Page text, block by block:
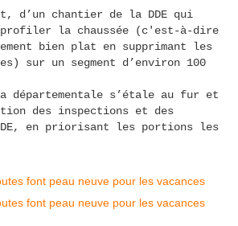
chantier de la DDE qui
la chaussée (c'est-à-dire
bien plat en supprimant les
sur un segment d’environ 100
départementale s’étale au fur et
des inspections et des
en priorisant les portions les